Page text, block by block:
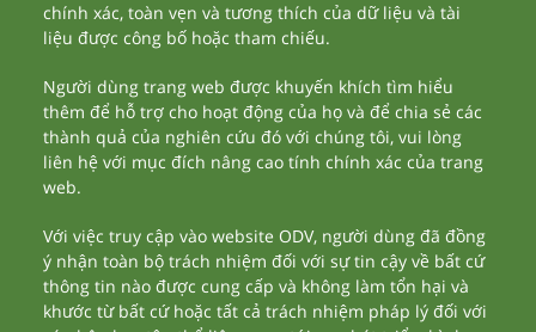
chính xác, toàn vẹn và tương thích của dữ liệu và tài
liệu được công bố hoặc tham chiếu.
Người dùng trang web được khuyến khích tìm hiểu
thêm để hỗ trợ cho hoạt động của họ và để chia sẻ các
thành quả của nghiên cứu đó với chúng tôi, vui lòng
liên hệ với mục đích nâng cao tính chính xác của trang
web.
Với việc truy cập vào website ODV, người dùng đã đồng
ý nhận toàn bộ trách nhiệm đối với sự tin cậy về bất cứ
thông tin nào được cung cấp và không làm tổn hại và
khước từ bất cứ hoặc tất cả trách nhiệm pháp lý đối với